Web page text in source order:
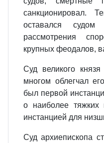
санкционировал.
оставался судом
рассмотрения
крупных феодалов,
Суд великого
многом облегчал
был первой
о наиболее тяжких
инстанцией для
Суд архиепископа